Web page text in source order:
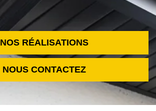
NOS RÉALISATIONS
NOUS CONTACTEZ